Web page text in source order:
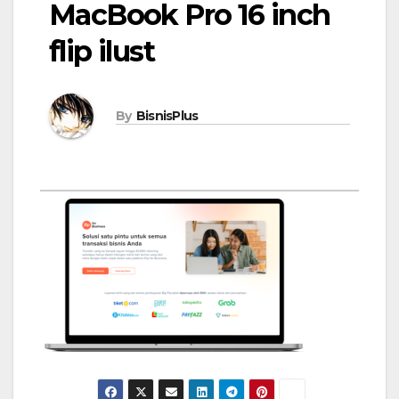
MacBook Pro 16 inch
flip ilust
By BisnisPlus